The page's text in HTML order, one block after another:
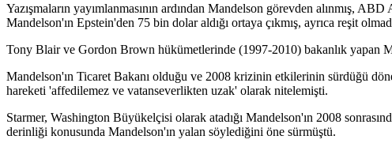
Yazışmaların yayımlanmasının ardından Mandelson görevden alınmış,
Mandelson'ın Epstein'den 75 bin dolar aldığı ortaya çıkmış, ayrıca reşit
Tony Blair ve Gordon Brown hükümetlerinde (1997-2010) bakanlık yapan
Mandelson'ın Ticaret Bakanı olduğu ve 2008 krizinin etkilerinin sürdüğü
hareketi 'affedilemez ve vatanseverlikten uzak' olarak nitelemişti.
Starmer, Washington Büyükelçisi olarak atadığı Mandelson'ın 2008
derinliği konusunda Mandelson'ın yalan söylediğini öne sürmüştü.